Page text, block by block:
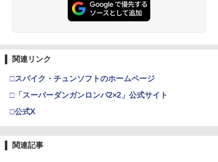
関連リンク
□スパイク・チュンソフトのホームページ
□「スーパーダンガンロンパ2×2」公式サイト
□公式X
関連記事